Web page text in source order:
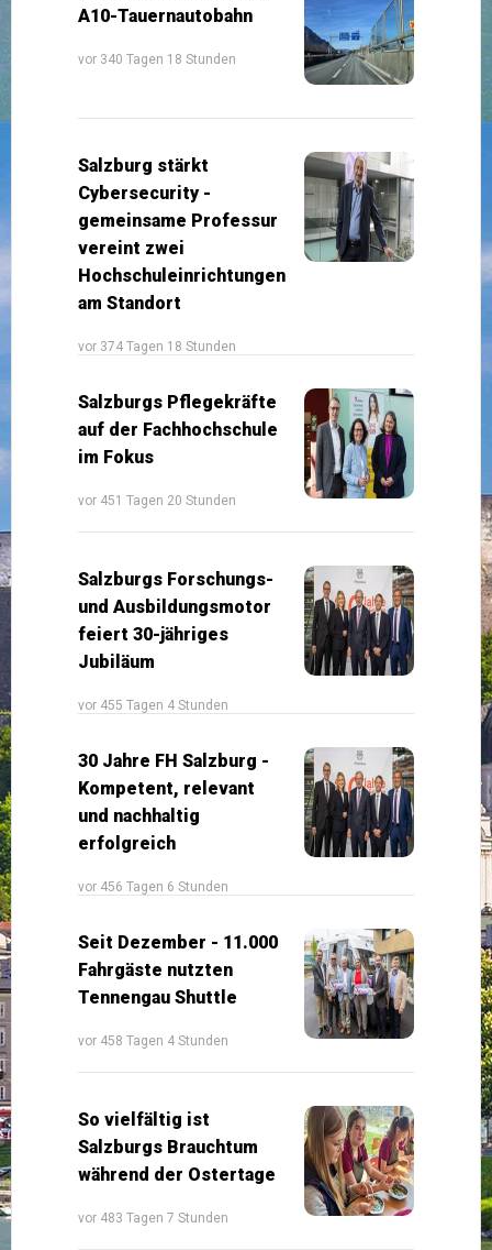
A10-Tauernautobahn
vor 340 Tagen 18 Stunden
Salzburg stärkt
Cybersecurity -
gemeinsame Professur
vereint zwei
Hochschuleinrichtungen
am Standort
vor 374 Tagen 18 Stunden
Salzburgs Pflegekräfte
auf der Fachhochschule
im Fokus
vor 451 Tagen 20 Stunden
Salzburgs Forschungs-
und Ausbildungsmotor
feiert 30-jähriges
Jubiläum
vor 455 Tagen 4 Stunden
30 Jahre FH Salzburg -
Kompetent, relevant
und nachhaltig
erfolgreich
vor 456 Tagen 6 Stunden
Seit Dezember - 11.000
Fahrgäste nutzten
Tennengau Shuttle
vor 458 Tagen 4 Stunden
So vielfältig ist
Salzburgs Brauchtum
während der Ostertage
vor 483 Tagen 7 Stunden